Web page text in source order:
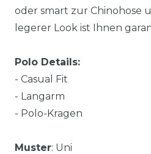
oder smart zur Chinohose
legerer Look ist Ihnen
Polo Details:
- Casual Fit
- Langarm
- Polo-Kragen
Muster: Uni